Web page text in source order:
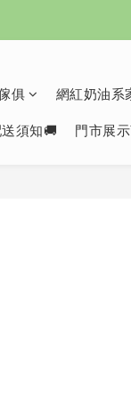
俱 網紅奶油
須知🚚 門市展